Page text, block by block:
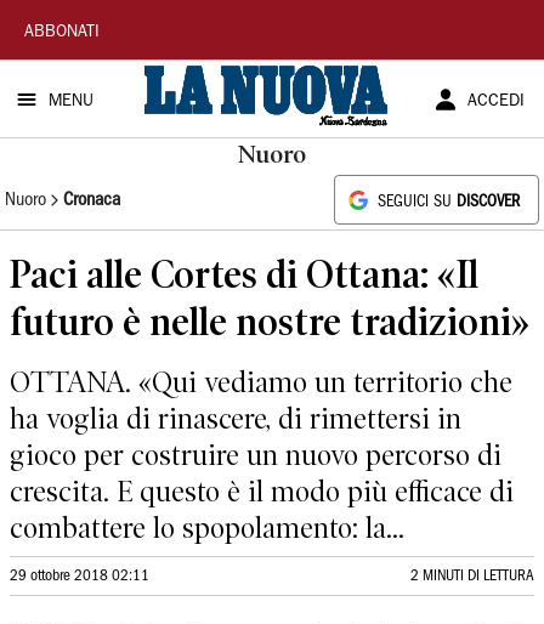
La
Nuova
Sardegna
ABBONATI
MENU ACCEDI
Nuoro
Nuoro Cronaca SEGUICI SU DISCOVER
Paci alle Cortes di Ottana: «Il
futuro è nelle nostre tradizioni»
OTTANA. «Qui vediamo un territorio che
ha voglia di rinascere, di rimettersi in
gioco per costruire un nuovo percorso di
crescita. E questo è il modo più efficace di
combattere lo spopolamento: la...
29 ottobre 2018 02:11 2 MINUTI DI LETTURA